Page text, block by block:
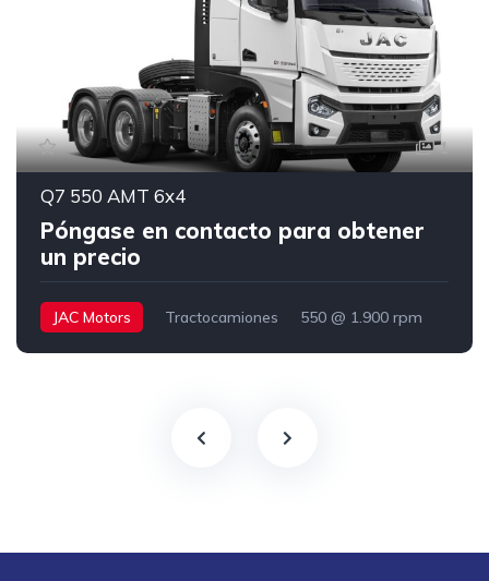
1
Q7 550 AMT 6x4
Póngase en contacto para obtener
un precio
JAC Motors Tractocamiones 550 @ 1.900 rpm